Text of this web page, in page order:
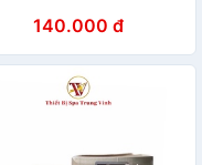
140.000 đ